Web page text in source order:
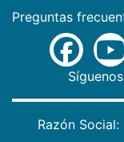
Preguntas
Razón